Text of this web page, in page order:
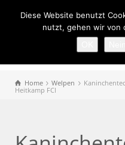
Home Welpen
Heitkamp FCI
Diese Website benutzt
nutzt, gehen wir von